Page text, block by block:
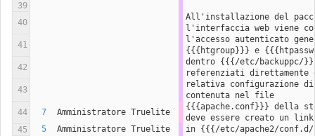
39
40
All'installazione del
l'interfaccia web viene
41
l'accesso autenticato
{{{htgroup}}} e
42
dentro {{{/etc/backuppc/}}}
referenziati direttamente
43
relativa configurazione di
contenuta nel file
44
7 Amministratore Truelite
{{{apache.conf}}} della
deve essere creato un
45
5 Amministratore Truelite
in {{{/etc/apache2/